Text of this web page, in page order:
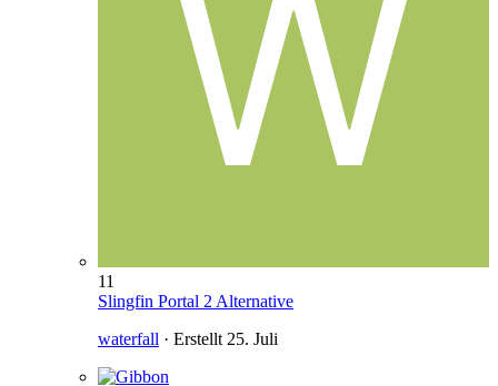
11
Slingfin Portal 2 Alternative
waterfall · Erstellt 25. Juli